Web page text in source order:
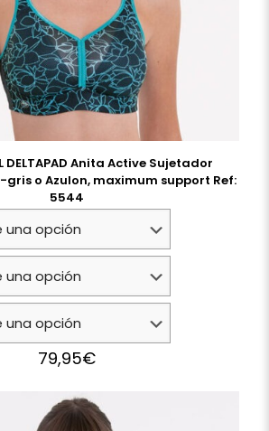
DELTAPAD Anita Active Sujetador
o Azulon, maximum support Ref:
5544
79,95€